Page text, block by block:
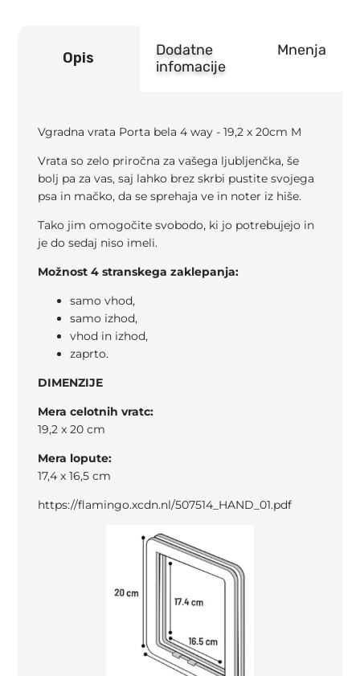
Opis
Dodatne
infomacije
Mnenja
Vgradna vrata Porta bela 4 way - 19,2 x 20cm M
Vrata so zelo priročna za vašega ljubljenčka, še
bolj pa za vas, saj lahko brez skrbi pustite svojega
psa in mačko, da se sprehaja ve in noter iz hiše.
Tako jim omogočite svobodo, ki jo potrebujejo in
je do sedaj niso imeli.
Možnost 4 stranskega zaklepanja:
samo vhod,
samo izhod,
vhod in izhod,
zaprto.
DIMENZIJE
Mera celotnih vratc:
19,2 x 20 cm
Mera lopute:
17,4 x 16,5 cm
https://flamingo.xcdn.nl/507514_HAND_01.pdf